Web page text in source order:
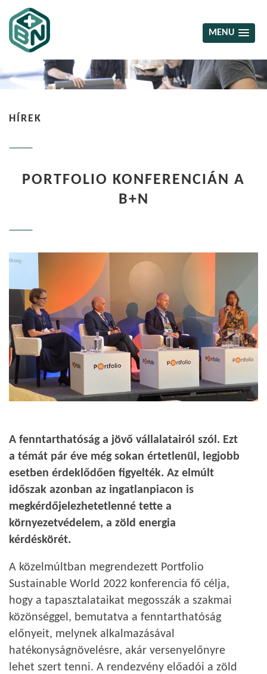
MENU
HÍREK
PORTFOLIO KONFERENCIÁN A
B+N
A fenntarthatóság a jövő vállalatairól szól. Ezt
a témát pár éve még sokan értetlenül, legjobb
esetben érdeklődően figyelték. Az elmúlt
időszak azonban az ingatlanpiacon is
megkérdőjelezhetetlenné tette a
környezetvédelem, a zöld energia
kérdéskörét.
A közelmúltban megrendezett Portfolio
Sustainable World 2022 konferencia fő célja,
hogy a tapasztalataikat megosszák a szakmai
közönséggel, bemutatva a fenntarthatóság
előnyeit, melynek alkalmazásával
hatékonyságnövelésre, akár versenyelőnyre
lehet szert tenni. A rendezvény előadói a zöld